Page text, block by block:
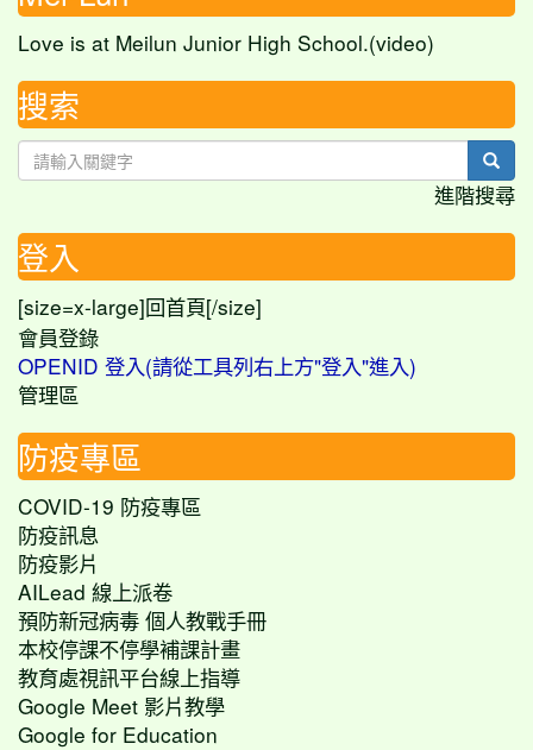
Love is at Meilun Junior High School.(video)
搜索
進階搜尋
登入
[size=x-large] 回首頁[/size]
會員登錄
OPENID 登入(請從工具列右上方"登入"進入)
管理區
防疫專區
COVID-19 防疫專區
防疫訊息
防疫影片
AILead 線上派卷
預防新冠病毒 個人教戰手冊
本校停課不停學補課計畫
教育處視訊平台線上指導
Google Meet 影片教學
Google for Education